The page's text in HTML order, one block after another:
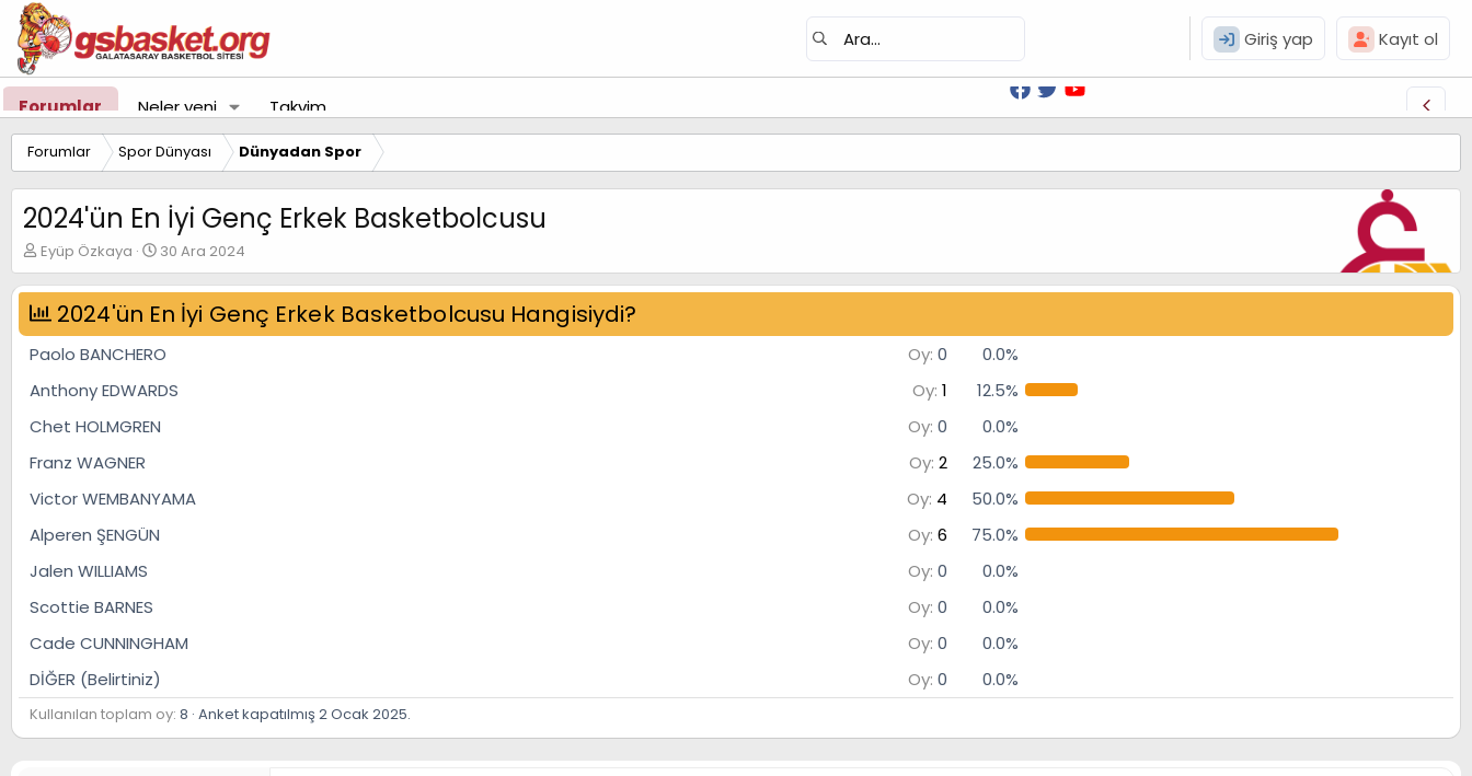
Giriş yap Kayıt ol
Forumlar Neler yeni Takvim
Forumlar Spor Dünyası Dünyadan Spor
2024'ün En İyi Genç Erkek Basketbolcusu
K
o
n
u
y
u
a
l
t
n
Eyüp Özkaya
B
a
ş
l
a
n
ı
t
h
30 Ara 2024
2024'ün En İyi Genç Erkek Basketbolcusu Hangisiydi?
Paolo BANCHERO Oy: 0
0.0%
Anthony EDWARDS
Oy: 1
12.5%
Chet HOLMGREN
Oy: 0
0.0%
Franz WAGNER
Oy: 2
25.0%
Victor WEMBANYAMA
Oy: 4
50.0%
Alperen ŞENGÜN
Oy: 6
75.0%
Jalen WILLIAMS
Oy: 0
0.0%
Scottie BARNES
Oy: 0
0.0%
Cade CUNNINGHAM
Oy: 0
0.0%
DİĞER (Belirtiniz)
Oy: 0 0.0%
Kullanılan toplam oy 8 Anket kapatılmış 2 Ocak 2025.